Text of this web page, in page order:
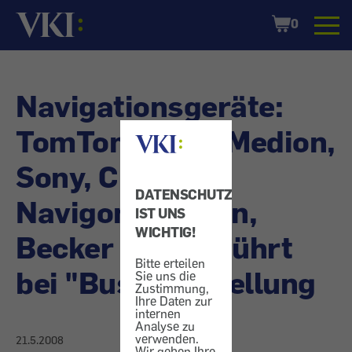
DATENSCHUTZ
IST UNS
WICHTIG!
Bitte erteilen
Sie uns die
Zustimmung,
Ihre Daten zur
internen
Analyse zu
verwenden.
Startseite
Shopping
Cart
0
Navigationsgeräte:
TomTom, Falk, Medion,
Sony, Clarion,
Navigon, Garmin,
Becker - Irregeführt
bei "Bus"-Einstellung
21.5.2008